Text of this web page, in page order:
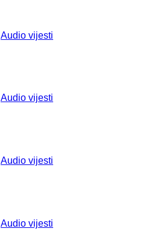
Audio vijesti
Audio vijesti
Audio vijesti
Audio vijesti